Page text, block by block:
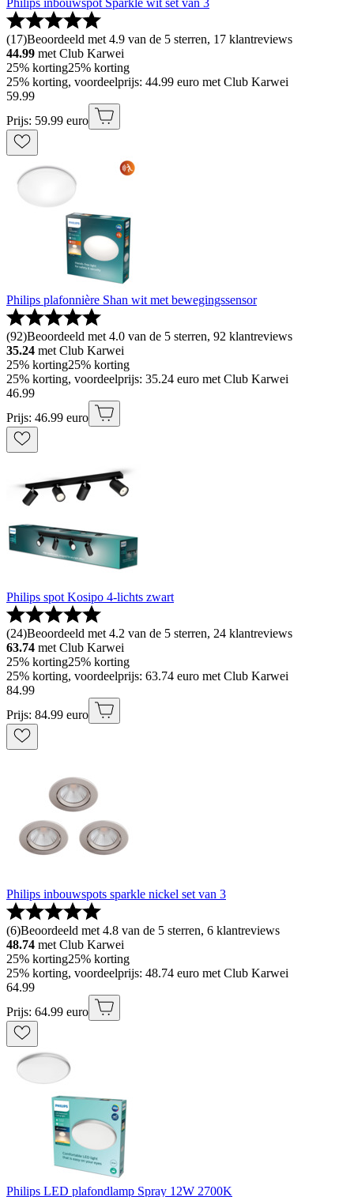
Philips inbouwspot Sparkle wit set van 3
(17)Beoordeeld met 4.9 van de 5 sterren, 17 klantreviews
44.99 met Club Karwei
25% korting25% korting
25% korting, voordeelprijs: 44.99 euro met Club Karwei
59.99
Prijs: 59.99 euro
Philips plafonnière Shan wit met bewegingssensor
(92)Beoordeeld met 4.0 van de 5 sterren, 92 klantreviews
35.24 met Club Karwei
25% korting25% korting
25% korting, voordeelprijs: 35.24 euro met Club Karwei
46.99
Prijs: 46.99 euro
Philips spot Kosipo 4-lichts zwart
(24)Beoordeeld met 4.2 van de 5 sterren, 24 klantreviews
63.74 met Club Karwei
25% korting25% korting
25% korting, voordeelprijs: 63.74 euro met Club Karwei
84.99
Prijs: 84.99 euro
Philips inbouwspots sparkle nickel set van 3
(6)Beoordeeld met 4.8 van de 5 sterren, 6 klantreviews
48.74 met Club Karwei
25% korting25% korting
25% korting, voordeelprijs: 48.74 euro met Club Karwei
64.99
Prijs: 64.99 euro
Philips LED plafondlamp Spray 12W 2700K